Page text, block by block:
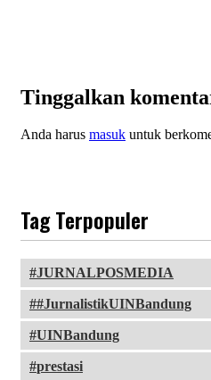
Tinggalkan
Anda harus masuk untuk
Tag Terpopuler
JURNALPOSMEDIA
#JurnalistikUINBandung
UINBandung
prestasi